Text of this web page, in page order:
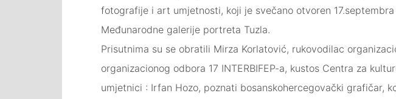
fotografije i art umjetnosti, koji je svečano otvoren
Međunarodne galerije portreta Tuzla.
Prisutnima su se obratili Mirza Korlatović, rukovodilac
organizacionog odbora 17 INTERBIFEP-a, kustos Centra za
umjetnici : Irfan Hozo, poznati bosanskohercegovački grafičar,